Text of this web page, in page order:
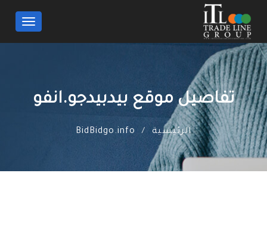
Toggle
تفاصيل موقع بيدبيدجو.انفو
الرئيسية /
BidBidgo.info